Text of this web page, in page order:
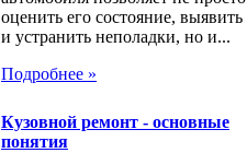
оценить его состояние, выявить
и устранить неполадки, но и...
Подробнее »
Кузовной ремонт - основные
понятия